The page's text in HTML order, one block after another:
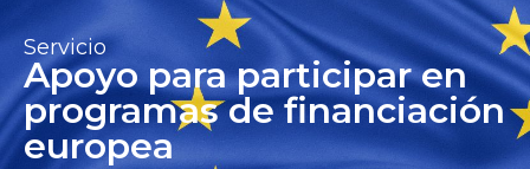
Servicio
Apoyo para participar en
programas de financiación
europea